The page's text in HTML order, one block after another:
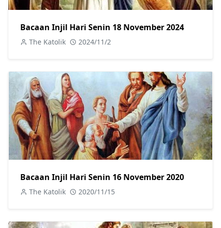
Bacaan Injil Hari Senin 18 November 2024
The Katolik 2024/11/2
Bacaan Injil Hari Senin 16 November 2020
The Katolik 2020/11/15